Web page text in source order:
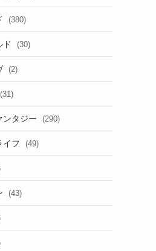
(380)
ド (30)
(2)
(31)
ンタジー (290)
イフ (49)
(43)